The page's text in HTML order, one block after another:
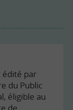
édité par
du Public
éligible au